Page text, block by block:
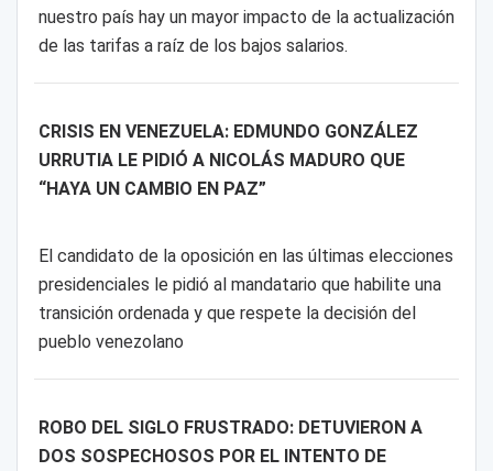
nuestro país hay un mayor impacto de la actualización
de las tarifas a raíz de los bajos salarios.
CRISIS EN VENEZUELA: EDMUNDO GONZÁLEZ
URRUTIA LE PIDIÓ A NICOLÁS MADURO QUE
“HAYA UN CAMBIO EN PAZ”
El candidato de la oposición en las últimas elecciones
presidenciales le pidió al mandatario que habilite una
transición ordenada y que respete la decisión del
pueblo venezolano
ROBO DEL SIGLO FRUSTRADO: DETUVIERON A
DOS SOSPECHOSOS POR EL INTENTO DE